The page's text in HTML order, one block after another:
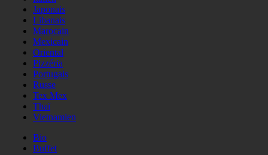
Japonais
Libanais
Marocain
Mexicain
Oriental
Pizzéria
Portugais
Russe
Tex Mex
Thaï
Vietnamien
Bio
Buffet